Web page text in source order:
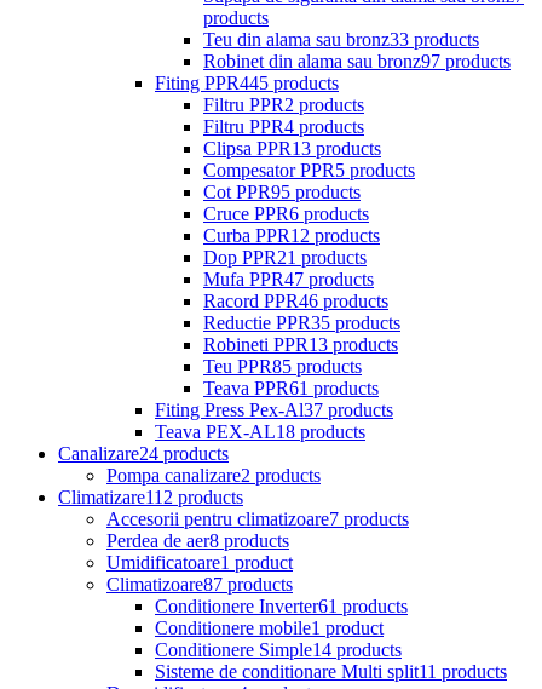
products
Teu din alama sau bronz33 products
Robinet din alama sau bronz97 products
Fiting PPR445 products
Filtru PPR2 products
Filtru PPR4 products
Clipsa PPR13 products
Compesator PPR5 products
Cot PPR95 products
Cruce PPR6 products
Curba PPR12 products
Dop PPR21 products
Mufa PPR47 products
Racord PPR46 products
Reductie PPR35 products
Robineti PPR13 products
Teu PPR85 products
Teava PPR61 products
Fiting Press Pex-Al37 products
Teava PEX-AL18 products
Canalizare24 products
Pompa canalizare2 products
Climatizare112 products
Accesorii pentru climatizoare7 products
Perdea de aer8 products
Umidificatoare1 product
Climatizoare87 products
Conditionere Inverter61 products
Conditionere mobile1 product
Conditionere Simple14 products
Sisteme de conditionare Multi split11 products